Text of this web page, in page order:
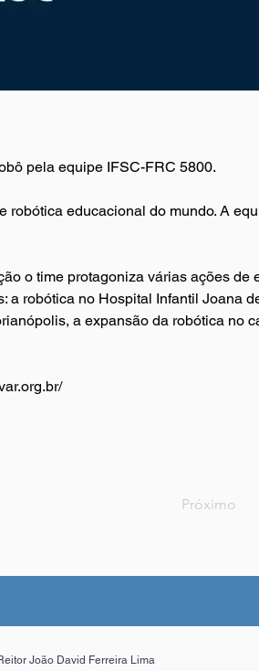
pela equipe IFSC-FRC 5800.
educacional do mundo. A
o time protagoniza várias ações de
a robótica no Hospital Infantil Joana
a expansão da robótica no
Próximo
João David Ferreira Lima